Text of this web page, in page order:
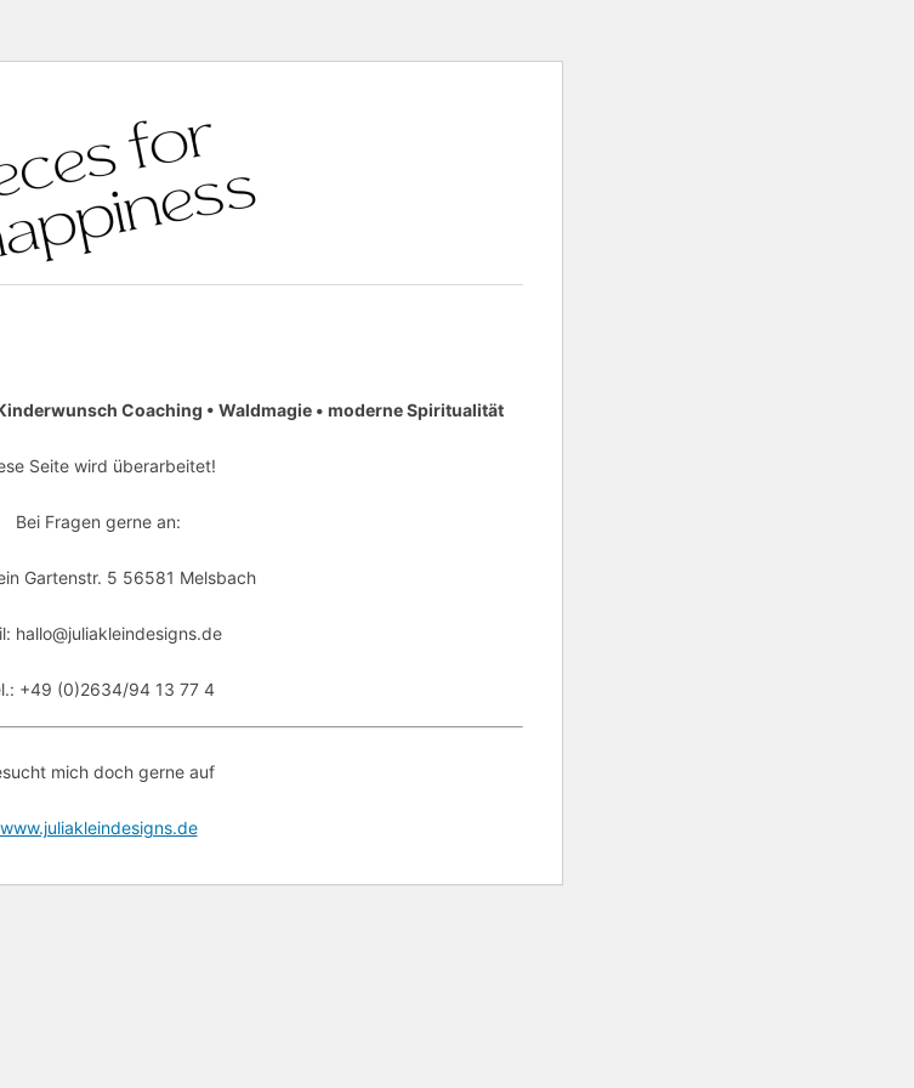
Coaching • Waldmagie • moderne Spiritualität
Seite wird überarbeitet!
Bei Fragen gerne an:
Gartenstr. 5 56581 Melsbach
hallo@juliakleindesigns.de
+49 (0)2634/94 13 77 4
mich doch gerne auf
www.juliakleindesigns.de